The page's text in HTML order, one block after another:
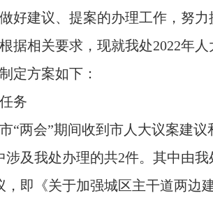
好建议、提案的办理工作，努
据相关要求，现就我处2022年
定方案如下：
务
“两会”期间收到市人大议案建
涉及我处办理的共2件。其中由
，即《关于加强城区主干道两边